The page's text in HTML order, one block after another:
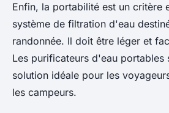
Enfin, la portabilité est un critère
système de filtration d'eau
randonnée. Il doit être léger et
Les purificateurs d'eau portables
solution idéale pour les
les campeurs.